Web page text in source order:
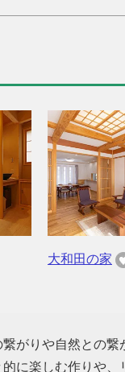
大和田の家
がりや自然との
に楽しむ作りや